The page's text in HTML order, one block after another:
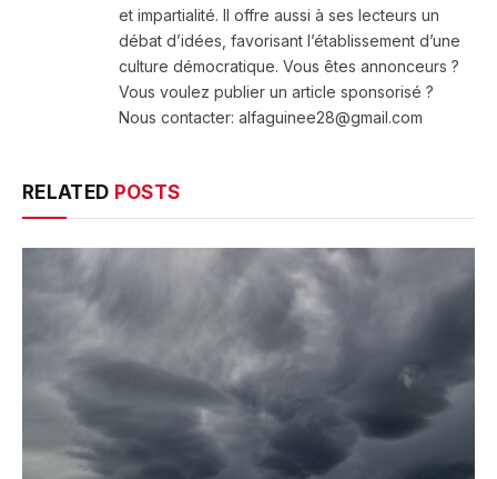
et impartialité. Il offre aussi à ses lecteurs un
débat d’idées, favorisant l’établissement d’une
culture démocratique. Vous êtes annonceurs ?
Vous voulez publier un article sponsorisé ?
Nous contacter: alfaguinee28@gmail.com
RELATED POSTS